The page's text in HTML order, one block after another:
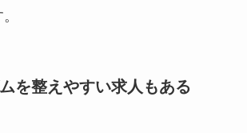
を整えやすい求人もある